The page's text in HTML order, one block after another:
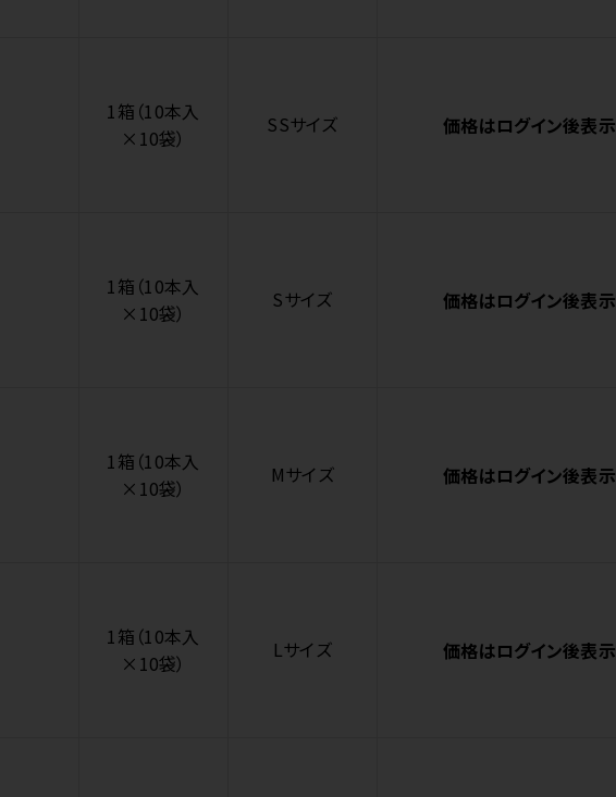
1箱（10本入
×10袋）
SSサイズ 価格はログイン後表示
1箱（10本入
×10袋）
Sサイズ 価格はログイン後表示
1箱（10本入
×10袋）
Mサイズ 価格はログイン後表示
1箱（10本入
×10袋）
Lサイズ 価格はログイン後表示